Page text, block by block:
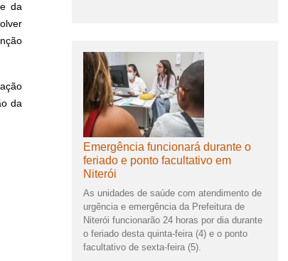
da
da
Emergência funcionará durante o
feriado e ponto facultativo em
Niterói
As unidades de saúde com atendimento de
urgência e emergência da Prefeitura de
Niterói funcionarão 24 horas por dia durante
o feriado desta quinta-feira (4) e o ponto
facultativo de sexta-feira (5).